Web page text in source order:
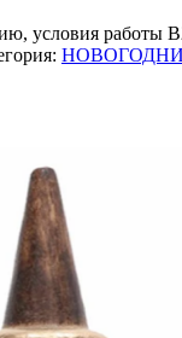
условия работы